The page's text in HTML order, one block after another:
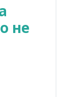
не